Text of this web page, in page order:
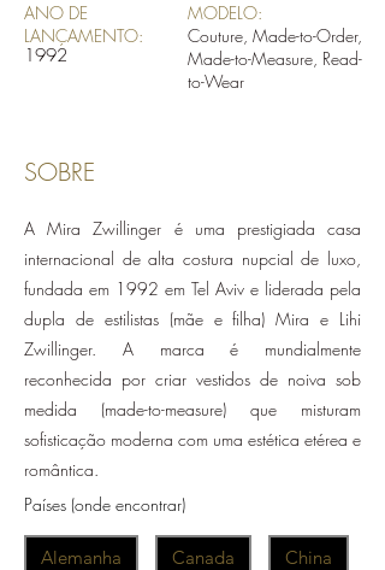
ANO DE
LANÇAMENTO:
1992
MODELO:
Couture, Made-to-Order,
Made-to-Measure, Read-
to-Wear
SOBRE
A Mira Zwillinger é uma prestigiada casa
internacional de alta costura nupcial de luxo,
fundada em 1992 em Tel Aviv e liderada pela
dupla de estilistas (mãe e filha) Mira e Lihi
Zwillinger. A marca é mundialmente
reconhecida por criar vestidos de noiva sob
medida (made-to-measure) que misturam
sofisticação moderna com uma estética etérea e
romântica.
Países (onde encontrar)
Alemanha Canada China